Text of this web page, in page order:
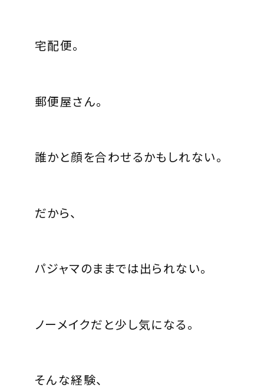
宅配便。
郵便屋さん。
誰かと顔を合わせるかもしれない。
だから、
パジャマのままでは出られない。
ノーメイクだと少し気になる。
そんな経験、